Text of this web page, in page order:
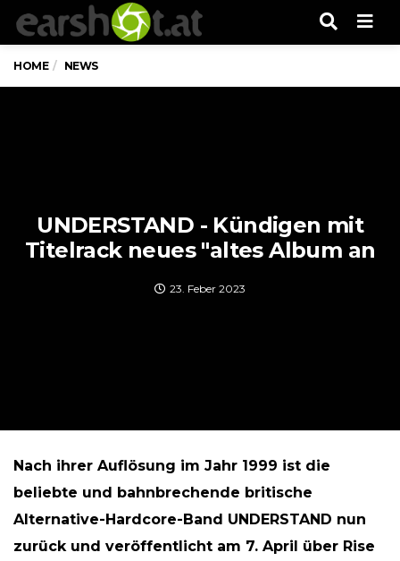
HOME NEWS
UNDERSTAND - Kündigen mit
Titelrack neues "altes Album an
23. Feber 2023
Nach ihrer Auflösung im Jahr 1999 ist die
beliebte und bahnbrechende britische
Alternative-Hardcore-Band UNDERSTAND nun
zurück und veröffentlicht am 7. April über Rise